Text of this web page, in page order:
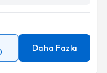
Daha Fazla